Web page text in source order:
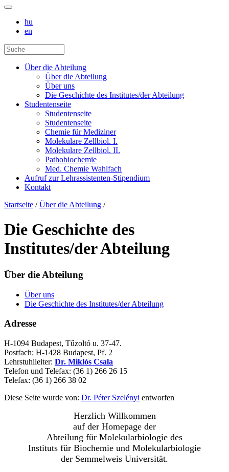
hu
en
Über die Abteilung
Über die Abteilung
Über uns
Die Geschichte des Institutes/der Abteilung
Studentenseite
Studentenseite
Studentenseite
Chemie für Mediziner
Molekulare Zellbiol. I.
Molekulare Zellbiol. II.
Pathobiochemie
Med. Chemie Wahlfach
Aufruf zur Lehrassistenten-Stipendium
Kontakt
Startseite / Über die Abteilung /
Die Geschichte des
Institutes/der Abteilung
Über die Abteilung
Über uns
Die Geschichte des Institutes/der Abteilung
Adresse
H-1094 Budapest, Tűzoltó u. 37-47.
Postfach: H-1428 Budapest, Pf. 2
Lehrstuhlleiter: Dr. Miklós Csala
Telefon und Telefax: (36 1) 266 26 15
Telefax: (36 1) 266 38 02
Diese Seite wurde von: Dr. Péter Szelényi entworfen
Herzlich Willkommen
auf der Homepage der
Abteilung für Molekularbiologie des
Instituts für Biochemie und Molekularbiologie
der Semmelweis Universität.